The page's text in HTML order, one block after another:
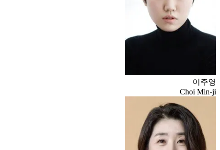
이주영
Choi Min-ji